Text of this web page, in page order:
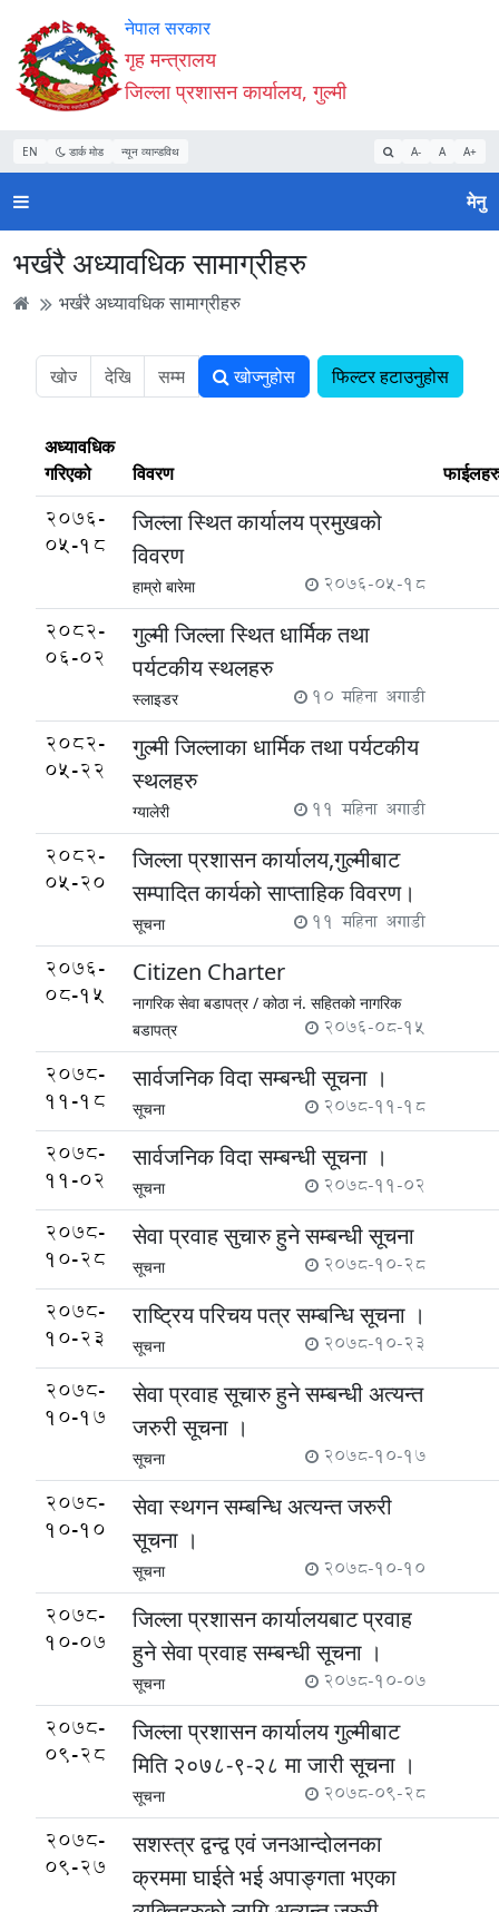
Accessibility
Mode
सुरु
गर्नुहोस्
सामाग्री
पढ्नुहाेस्
नेभिगेसन
पढ्नुहाेस्
वेबसाइट
खोजमा
जानुहोस्
नेपाल सरकार
गृह मन्त्रालय
जिल्ला प्रशासन कार्यालय, गुल्मी
EN डार्क मोड न्यून व्यान्डविथ A- A A+
मेनु
भर्खरै अध्यावधिक सामाग्रीहरु
भर्खरै अध्यावधिक सामाग्रीहरु
खोज्नुहोस फिल्टर हटाउनुहोस
अध्यावधिक
गरिएको
विवरण
2076-
05-18
जिल्ला स्थित कार्यालय प्रमुखको
विवरण
हाम्रो बारेमा 2076-05-18
2082-
06-02
गुल्मी जिल्ला स्थित धार्मिक तथा
पर्यटकीय स्थलहरु
स्लाइडर 10 महिना अगाडी
2082-
05-22
गुल्मी जिल्लाका धार्मिक तथा पर्यटकीय
स्थलहरु
ग्यालेरी 11 महिना अगाडी
2082-
05-20
जिल्ला प्रशासन कार्यालय,गुल्मीबाट
सम्पादित कार्यको साप्ताहिक विवरण।
सूचना 11 महिना अगाडी
2076-
08-15
Citizen Charter
नागरिक सेवा बडापत्र / कोठा नं. सहितको नागरिक
बडापत्र
2076-08-15
2078-
11-18
सार्वजनिक विदा सम्बन्धी सूचना ।
सूचना 2078-11-18
2078-
11-02
सार्वजनिक विदा सम्बन्धी सूचना ।
सूचना 2078-11-02
2078-
10-28
सेवा प्रवाह सुचारु हुने सम्बन्धी सूचना
सूचना 2078-10-28
2078-
10-23
राष्ट्रिय परिचय पत्र सम्बन्धि सूचना ।
सूचना 2078-10-23
2078-
10-17
सेवा प्रवाह सूचारु हुने सम्बन्धी अत्यन्त
जरुरी सूचना ।
सूचना 2078-10-17
2078-
10-10
सेवा स्थगन सम्बन्धि अत्यन्त जरुरी
सूचना ।
सूचना 2078-10-10
2078-
10-07
जिल्ला प्रशासन कार्यालयबाट प्रवाह
हुने सेवा प्रवाह सम्बन्धी सूचना ।
सूचना 2078-10-07
2078-
09-28
जिल्ला प्रशासन कार्यालय गुल्मीबाट
मिति २०७८-९-२८ मा जारी सूचना ।
सूचना 2078-09-28
2078-
09-27
सशस्त्र द्वन्द्व एवं जनआन्दोलनका
क्रममा घाईते भई अपाङ्गता भएका